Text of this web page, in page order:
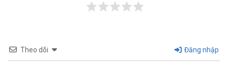
Theo dõi Đăng nhập